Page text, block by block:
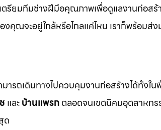
เตรียมทีมช่างฝีมือคุณภาพเพื่อดูแลงานก่อสร้
งคุณจะอยู่ใกล้หรือไกลแค่ไหน เราก็พร้อมส่
รถเดินทางไปควบคุมงานก่อสร้างได้ทั้งใ
และบ้านแพรกตลอดจนเขตนิคมอุตสาหกร
ด